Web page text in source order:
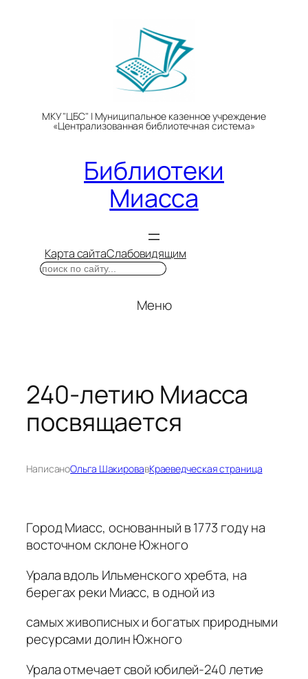
МКУ "ЦБС" | Муниципальное казенное учреждение
«Централизованная библиотечная система»
Библиотеки
Миасса
Карта сайтаСлабовидящим
Поиск
Меню
240-летию Миасса
посвящается
НаписаноОльга ШакировавКраеведческая страница
Город Миасс, основанный в 1773 году на
восточном склоне Южного
Урала вдоль Ильменского хребта, на
берегах реки Миасс, в одной из
самых живописных и богатых природными
ресурсами долин Южного
Урала отмечает свой юбилей-240 летие